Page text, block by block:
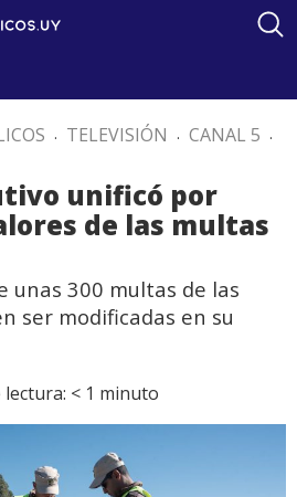
. TELEVISIÓN . CANAL 5 .
unificó por
de las multas
unas 300 multas de las
ser modificadas en su
< 1 minuto